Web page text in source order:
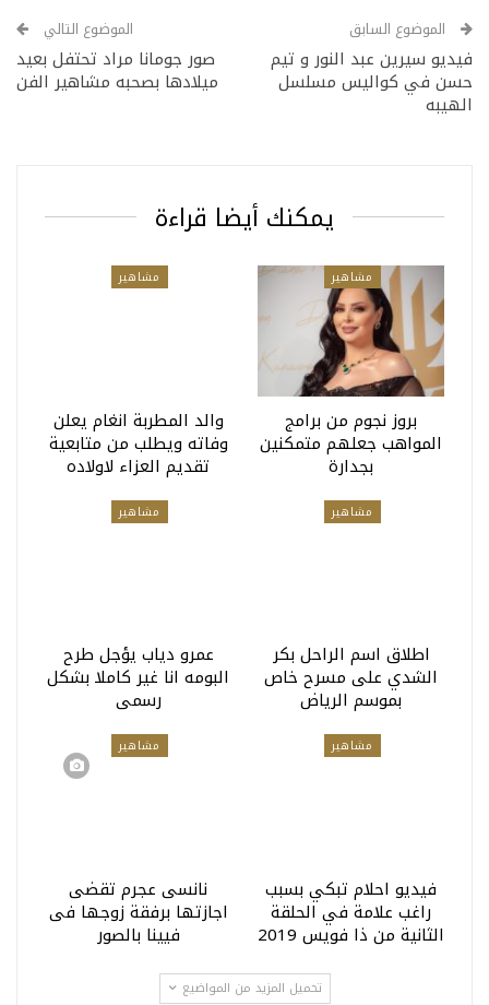
الموضوع السابق
فيديو سيرين عبد النور و تيم
حسن في كواليس مسلسل
الهيبه
الموضوع التالي
صور جومانا مراد تحتفل بعيد
ميلادها بصحبه مشاهير الفن
يمكنك أيضا قراءة
مشاهير
بروز نجوم من برامج
المواهب جعلهم متمكنين
بجدارة
مشاهير
والد المطربة انغام يعلن
وفاته ويطلب من متابعية
تقديم العزاء لاولاده
مشاهير
اطلاق اسم الراحل بكر
الشدي على مسرح خاص
بموسم الرياض
مشاهير
عمرو دياب يؤجل طرح
البومه انا غير كاملا بشكل
رسمى
مشاهير
فيديو احلام تبكي بسبب
راغب علامة في الحلقة
الثانية من ذا فويس 2019
مشاهير
نانسى عجرم تقضى
اجازتها برفقة زوجها فى
فيينا بالصور
تحميل المزيد من المواضيع